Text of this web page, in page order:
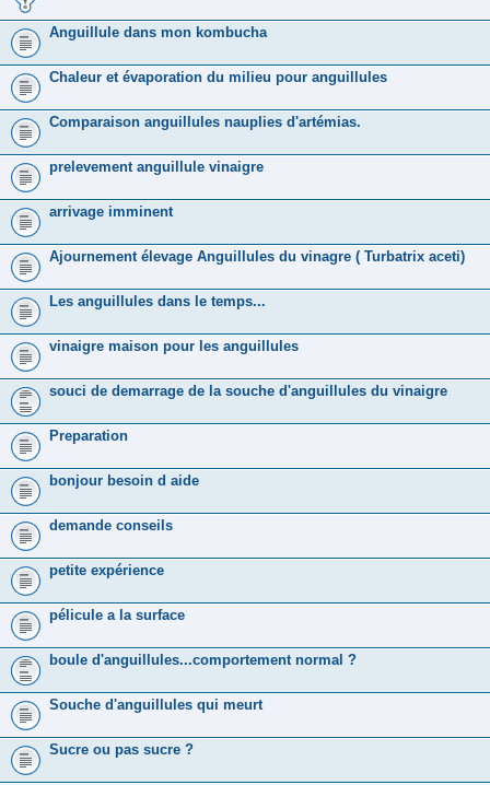
Anguillule dans mon kombucha
Chaleur et évaporation du milieu pour anguillules
Comparaison anguillules nauplies d'artémias.
prelevement anguillule vinaigre
arrivage imminent
Ajournement élevage Anguillules du vinagre ( Turbatrix aceti)
Les anguillules dans le temps...
vinaigre maison pour les anguillules
souci de demarrage de la souche d'anguillules du vinaigre
Preparation
bonjour besoin d aide
demande conseils
petite expérience
pélicule a la surface
boule d'anguillules...comportement normal ?
Souche d'anguillules qui meurt
Sucre ou pas sucre ?